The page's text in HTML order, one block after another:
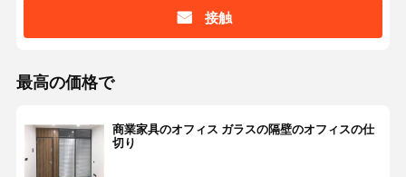
接触
最高の価格で
商業家具のオフィス ガラスの隔壁のオフィスの仕
切り